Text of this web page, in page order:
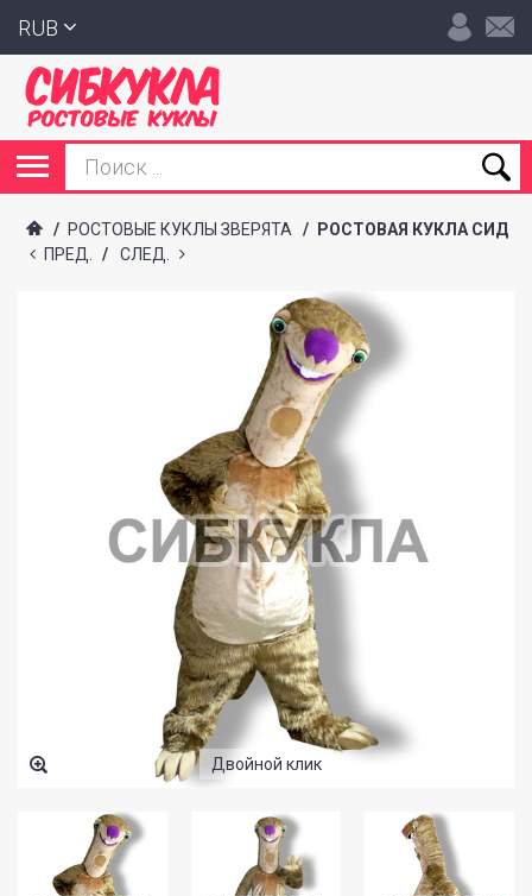
RUB
/ РОСТОВЫЕ КУКЛЫ ЗВЕРЯТА /
РОСТОВАЯ КУКЛА СИД
ПРЕД.
/ СЛЕД.
Двойной клик